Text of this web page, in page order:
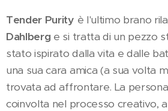
Tender Purity è l'ultimo brano
Dahlberg e si tratta di un pezzo
stato ispirato dalla vita e dalle
una sua cara amica (a sua volta
trovata ad affrontare. La
coinvolta nel processo creativo,